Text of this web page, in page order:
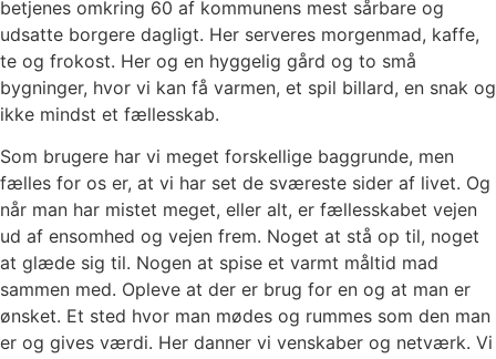
betjenes omkring 60 af kommunens mest sårbare og
udsatte borgere dagligt. Her serveres morgenmad, kaffe,
te og frokost. Her og en hyggelig gård og to små
bygninger, hvor vi kan få varmen, et spil billard, en snak og
ikke mindst et fællesskab.
Som brugere har vi meget forskellige baggrunde, men
fælles for os er, at vi har set de sværeste sider af livet. Og
når man har mistet meget, eller alt, er fællesskabet vejen
ud af ensomhed og vejen frem. Noget at stå op til, noget
at glæde sig til. Nogen at spise et varmt måltid mad
sammen med. Opleve at der er brug for en og at man er
ønsket. Et sted hvor man mødes og rummes som den man
er og gives værdi. Her danner vi venskaber og netværk. Vi